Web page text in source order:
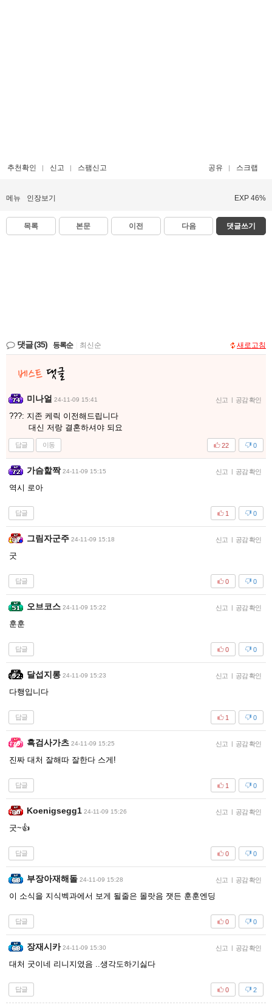
추천확인 신고 스팸신고 공유 스크랩
메뉴 인장보기 EXP 46%
목록 본문 이전 다음 댓글쓰기
댓글(35) 등록순 최신순 새로고침
미나얼 24-11-09 15:41 신고 | 공감 확인
???: 지존 케릭 이전해드립니다
대신 저랑 결혼하셔야 되요
답글 이동 0
22
가슴핥짝 24-11-09 15:15 신고 | 공감 확인
역시 로아
답글 0
1
그림자군주 24-11-09 15:18 신고 | 공감 확인
굿
답글 0
0
오브코스 24-11-09 15:22 신고 | 공감 확인
훈훈
답글 0
0
달섭지롱 24-11-09 15:23 신고 | 공감 확인
다행입니다
답글 0
1
흑검사가츠 24-11-09 15:25 신고 | 공감 확인
진짜 대처 잘해따 잘한다 스게!
답글 0
1
Koenigsegg1 24-11-09 15:26 신고 | 공감 확인
굿~👍
답글 0
0
부장아재해돌 24-11-09 15:28 신고 | 공감 확인
이 소식을 지식벡과에서 보게 될줄은 몰랏음 잿든 훈훈엔딩
답글 0
0
장재시카 24-11-09 15:30 신고 | 공감 확인
대처 굿이네 리니지였음 ..생각도하기싫다
답글 2
0